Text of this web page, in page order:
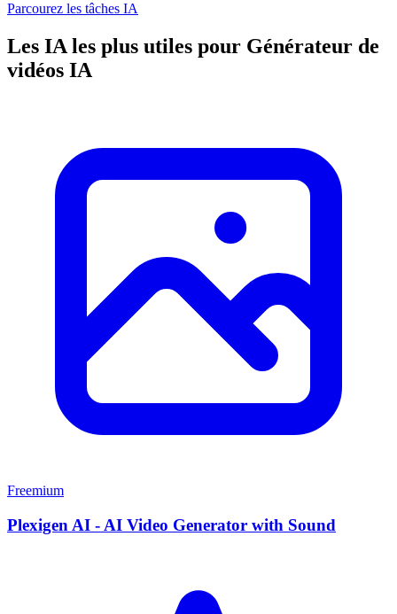
Parcourez les tâches IA
Les IA les plus utiles pour Générateur de
vidéos IA
Freemium
Plexigen AI - AI Video Generator with Sound